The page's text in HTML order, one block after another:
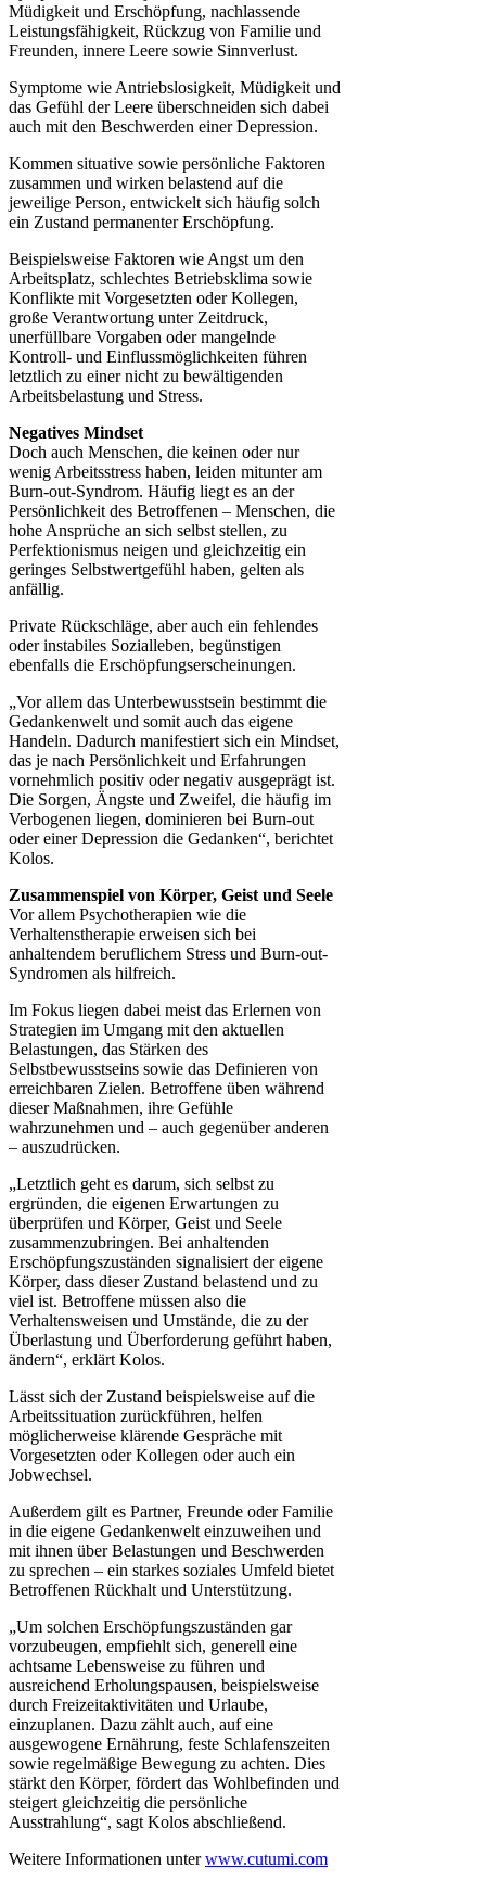
Müdigkeit und Erschöpfung, nachlassende
Leistungsfähigkeit, Rückzug von Familie und
Freunden, innere Leere sowie Sinnverlust.
Symptome wie Antriebslosigkeit, Müdigkeit und
das Gefühl der Leere überschneiden sich dabei
auch mit den Beschwerden einer Depression.
Kommen situative sowie persönliche Faktoren
zusammen und wirken belastend auf die
jeweilige Person, entwickelt sich häufig solch
ein Zustand permanenter Erschöpfung.
Beispielsweise Faktoren wie Angst um den
Arbeitsplatz, schlechtes Betriebsklima sowie
Konflikte mit Vorgesetzten oder Kollegen,
große Verantwortung unter Zeitdruck,
unerfüllbare Vorgaben oder mangelnde
Kontroll- und Einflussmöglichkeiten führen
letztlich zu einer nicht zu bewältigenden
Arbeitsbelastung und Stress.
Negatives Mindset
Doch auch Menschen, die keinen oder nur
wenig Arbeitsstress haben, leiden mitunter am
Burn-out-Syndrom. Häufig liegt es an der
Persönlichkeit des Betroffenen – Menschen, die
hohe Ansprüche an sich selbst stellen, zu
Perfektionismus neigen und gleichzeitig ein
geringes Selbstwertgefühl haben, gelten als
anfällig.
Private Rückschläge, aber auch ein fehlendes
oder instabiles Sozialleben, begünstigen
ebenfalls die Erschöpfungserscheinungen.
„Vor allem das Unterbewusstsein bestimmt die
Gedankenwelt und somit auch das eigene
Handeln. Dadurch manifestiert sich ein Mindset,
das je nach Persönlichkeit und Erfahrungen
vornehmlich positiv oder negativ ausgeprägt ist.
Die Sorgen, Ängste und Zweifel, die häufig im
Verbogenen liegen, dominieren bei Burn-out
oder einer Depression die Gedanken“, berichtet
Kolos.
Zusammenspiel von Körper, Geist und Seele
Vor allem Psychotherapien wie die
Verhaltenstherapie erweisen sich bei
anhaltendem beruflichem Stress und Burn-out-
Syndromen als hilfreich.
Im Fokus liegen dabei meist das Erlernen von
Strategien im Umgang mit den aktuellen
Belastungen, das Stärken des
Selbstbewusstseins sowie das Definieren von
erreichbaren Zielen. Betroffene üben während
dieser Maßnahmen, ihre Gefühle
wahrzunehmen und – auch gegenüber anderen
– auszudrücken.
„Letztlich geht es darum, sich selbst zu
ergründen, die eigenen Erwartungen zu
überprüfen und Körper, Geist und Seele
zusammenzubringen. Bei anhaltenden
Erschöpfungszuständen signalisiert der eigene
Körper, dass dieser Zustand belastend und zu
viel ist. Betroffene müssen also die
Verhaltensweisen und Umstände, die zu der
Überlastung und Überforderung geführt haben,
ändern“, erklärt Kolos.
Lässt sich der Zustand beispielsweise auf die
Arbeitssituation zurückführen, helfen
möglicherweise klärende Gespräche mit
Vorgesetzten oder Kollegen oder auch ein
Jobwechsel.
Außerdem gilt es Partner, Freunde oder Familie
in die eigene Gedankenwelt einzuweihen und
mit ihnen über Belastungen und Beschwerden
zu sprechen – ein starkes soziales Umfeld bietet
Betroffenen Rückhalt und Unterstützung.
„Um solchen Erschöpfungszuständen gar
vorzubeugen, empfiehlt sich, generell eine
achtsame Lebensweise zu führen und
ausreichend Erholungspausen, beispielsweise
durch Freizeitaktivitäten und Urlaube,
einzuplanen. Dazu zählt auch, auf eine
ausgewogene Ernährung, feste Schlafenszeiten
sowie regelmäßige Bewegung zu achten. Dies
stärkt den Körper, fördert das Wohlbefinden und
steigert gleichzeitig die persönliche
Ausstrahlung“, sagt Kolos abschließend.
Weitere Informationen unterwww.cutumi.com